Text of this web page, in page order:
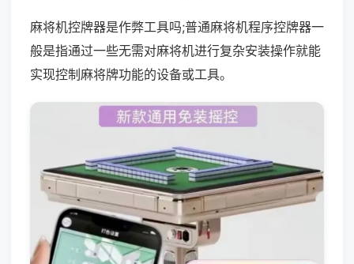
麻将机控牌器是作弊工具吗;普通麻将机程序控牌器一
般是指通过一些无需对麻将机进行复杂安装操作就能
实现控制麻将牌功能的设备或工具。